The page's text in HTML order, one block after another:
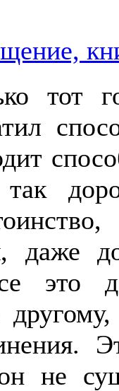
тот
даже
это
не